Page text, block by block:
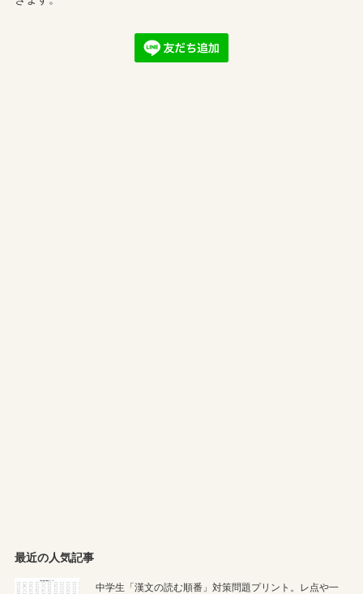
最近の人気記事
中学生「漢文の読む順番」対策問題プリント。レ点や一